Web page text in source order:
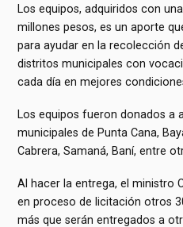
Los equipos, adquiridos con
millones pesos, es un aporte
para ayudar en la recolección
distritos municipales con
cada día en mejores
Los equipos fueron donados a
municipales de Punta Cana,
Cabrera, Samaná, Baní, entre
Al hacer la entrega, el ministro
en proceso de licitación otros
más que serán entregados a